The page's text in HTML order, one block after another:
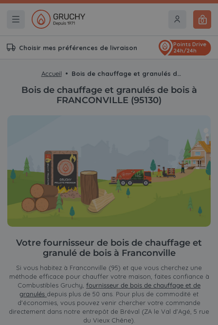
0
Choisir mes préférences de livraison
Points Drive
24h/24h
Accueil Bois de chauffage et granulés de bois à FRANCONVILLE (95130)
Bois de chauffage et granulés de bois à
FRANCONVILLE (95130)
Votre fournisseur de bois de chauffage et
granulé de bois à Franconville
Si vous habitez à Franconville (95) et que vous cherchez une
méthode efficace pour chauffer votre maison, faites confiance à
Combustibles Gruchy, fournisseur de bois de chauffage et de
granulés depuis plus de 50 ans. Pour plus de commodité et
d'économies, vous pouvez venir chercher votre commande
directement dans notre entrepôt de Bréval (ZA le Val d'Agé, 5 rue
du Vieux Chêne).